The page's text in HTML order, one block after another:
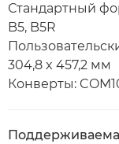
Стандартный
B5, B5R
304,8 x 457,2 мм
Конверты: